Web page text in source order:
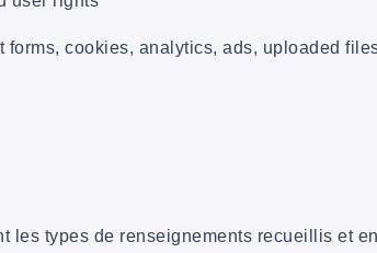
cookies, analytics, ads, uploaded
les types de renseignements recueillis et